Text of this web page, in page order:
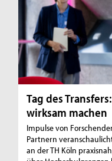
Tag des
wirksam machen
Impulse von
Partnern
an der TH Köln